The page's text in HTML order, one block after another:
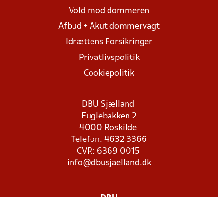
Vold mod dommeren
Afbud + Akut dommervagt
Idrættens Forsikringer
Privatlivspolitik
Cookiepolitik
DBU Sjælland
Fuglebakken 2
4000 Roskilde
Telefon: 4632 3366
CVR: 6369 0015
info@dbusjaelland.dk